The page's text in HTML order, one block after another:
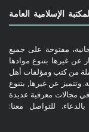
الإسلامية العامة
مفتوحة على جميع
عن غيرها بتنوع موادها
من كتب ومؤلفات أهل
وتتميز عن غيرها, بتنوع
مجالات معرفية عديدة
بالدعاء. للتواصل معنا: